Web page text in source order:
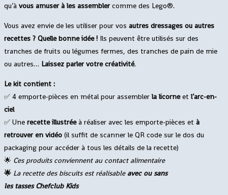
qu’à vous amuser à les assemblercomme des Lego®.
Vous avez envie de les utiliser pour vos autres dressages ou autres
recettes ? Quelle bonne idée ! Ils peuvent être utilisés sur des
tranches de fruits ou légumes fermes, des tranches de pain de mie
ou autres… Laissez parler votre créativité.
Le kit contient :
✅ 4 emporte-pièces en métal pour assembler la licorneet l’arc-en-
ciel
✅ Une recette illustréeà réaliser avec les emporte-pièces et à
retrouver en vidéo (il suffit de scanner le QR code sur le dos du
packaging pour accéder à tous les détails de la recette)
🌟 Ces produits conviennent au contact alimentaire
🌟 La recette des biscuits est réalisable avec ou sans
lestassesChefclub Kids